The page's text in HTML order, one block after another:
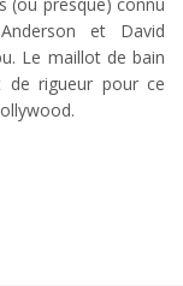
et David
Le maillot de bain
de rigueur pour ce